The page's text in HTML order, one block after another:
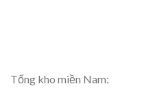
Tổng kho miền Nam: